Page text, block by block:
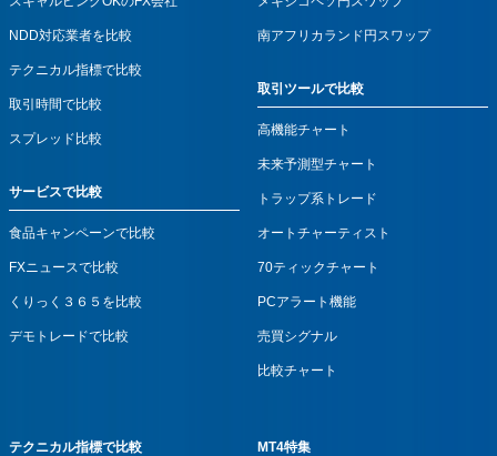
NDD対応業者を比較
テクニカル指標で比較
取引時間で比較
スプレッド比較
サービスで比較
食品キャンペーンで比較
FXニュースで比較
くりっく３６５を比較
デモトレードで比較
南アフリカランド円スワップ
取引ツールで比較
高機能チャート
未来予測型チャート
トラップ系トレード
オートチャーティスト
70ティックチャート
PCアラート機能
売買シグナル
比較チャート
テクニカル指標で比較 MT4特集